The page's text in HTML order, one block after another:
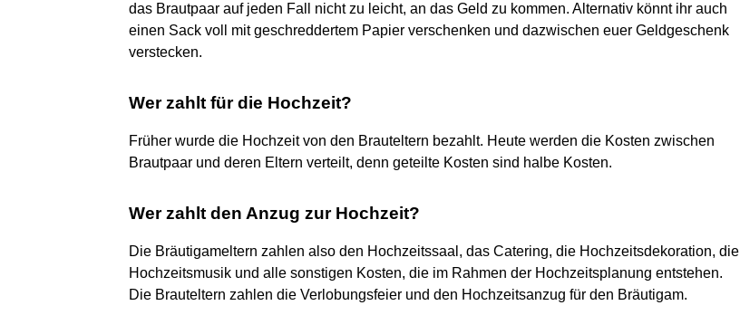
das Brautpaar auf jeden Fall nicht zu leicht, an das Geld zu kommen. Alternativ könnt ihr auch
einen Sack voll mit geschreddertem Papier verschenken und dazwischen euer Geldgeschenk
verstecken.
Wer zahlt für die Hochzeit?
Früher wurde die Hochzeit von den Brauteltern bezahlt. Heute werden die Kosten zwischen
Brautpaar und deren Eltern verteilt, denn geteilte Kosten sind halbe Kosten.
Wer zahlt den Anzug zur Hochzeit?
Die Bräutigameltern zahlen also den Hochzeitssaal, das Catering, die Hochzeitsdekoration, die
Hochzeitsmusik und alle sonstigen Kosten, die im Rahmen der Hochzeitsplanung entstehen.
Die Brauteltern zahlen die Verlobungsfeier und den Hochzeitsanzug für den Bräutigam.